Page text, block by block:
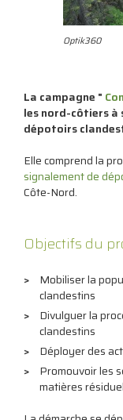
Optik360
La campagne "
les nord-côtiers à
dépotoirs
Elle comprend la
signalement de
Côte-Nord.
Objectifs du
Mobiliser la
clandestins
Divulguer la
clandestins
Déployer des
Promouvoir les
matières